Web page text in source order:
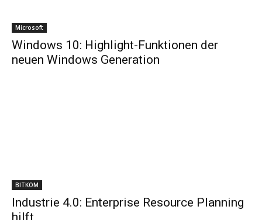
Microsoft
Windows 10: Highlight-Funktionen der
neuen Windows Generation
BITKOM
Industrie 4.0: Enterprise Resource Planning
hilft